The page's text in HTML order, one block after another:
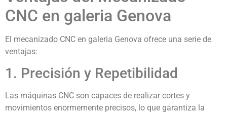
CNC en galeria Genova
El mecanizado CNC en galeria Genova ofrece una serie de
ventajas:
1. Precisión y Repetibilidad
Las máquinas CNC son capaces de realizar cortes y
movimientos enormemente precisos, lo que garantiza la